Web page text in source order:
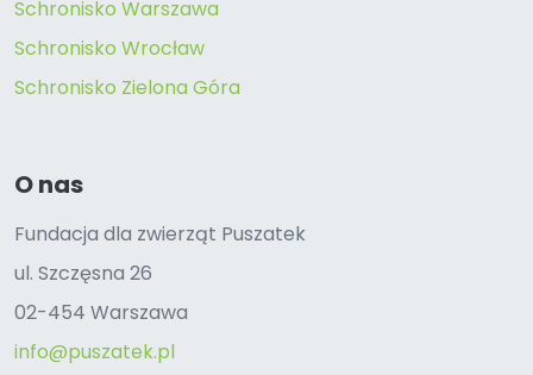
Schronisko Warszawa
Schronisko Wrocław
Schronisko Zielona Góra
O nas
Fundacja dla zwierząt Puszatek
ul. Szczęsna 26
02-454 Warszawa
info@puszatek.pl